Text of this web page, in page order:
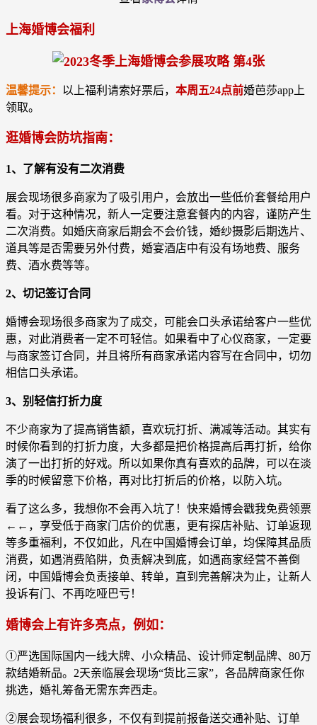
上海婚博会福利
温馨提示： 以上福利请索好票后， 本周五24点前婚芭莎app上
领取。
逛婚博会防坑指南：
1、了解有没有二次消费
展会现场很多商家为了吸引用户，会放出一些低价套餐给用户
看。对于这种情况，新人一定要注意套餐内的内容，谨防产生
二次消费。如婚庆商家后期会不会价钱，婚纱摄影后期选片、
道具等是否需要另外付费，婚宴酒店中有没有场地费、服务
费、酒水费等等。
2、切记签订合同
婚博会现场很多商家为了成交，可能会口头承诺给客户一些优
惠，对此消费者一定不可轻信。如果看中了心仪商家，一定要
与商家签订合同，并且将所有商家承诺内容写在合同中，切勿
相信口头承诺。
3、别轻信打折力度
不少商家为了提高销售额，喜欢玩打折、满减等活动。其实有
时候你看到的打折力度，大多都是把价格提高后再打折，给你
演了一出打折的好戏。所以如果你真有喜欢的品牌，可以在淡
季的时候留意下价格，再对比打折后的价格，以防入坑。
看了这么多，我想你不会再入坑了！快来婚博会戳我免费领票
←←，享受低于商家门店价的优惠，更有探店补贴、订单返现
等多重福利，不仅如此，凡在中国婚博会订单，均保障其品质
消费，如遇消费陷阱，负责解决到底，如遇商家经营不善倒
闭，中国婚博会负责接单、转单，直到完善解决为止，让新人
投诉有门、不再吃哑巴亏！
婚博会上有许多亮点，例如：
①严选国际国内一线大牌、小众精品、设计师定制品牌、80万
款结婚新品。2天亲临展会现场“货比三家”，各品牌商家任你
挑选，婚礼筹备无需东奔西走。
②展会现场福利很多，不仅有到提前报备送交通补贴、订单